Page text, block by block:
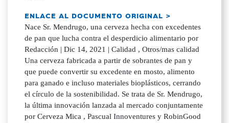
ENLACE AL DOCUMENTO ORIGINAL >
Nace Sr. Mendrugo, una cerveza hecha con excedentes
de pan que lucha contra el desperdicio alimentario por
Redacción | Dic 14, 2021 | Calidad , Otros/mas calidad
Una cerveza fabricada a partir de sobrantes de pan y
que puede convertir su excedente en mosto, alimento
para ganado e incluso materiales bioplásticos, cerrando
el círculo de la sostenibilidad. Se trata de Sr. Mendrugo,
la última innovación lanzada al mercado conjuntamente
por Cerveza Mica , Pascual Innoventures y RobinGood